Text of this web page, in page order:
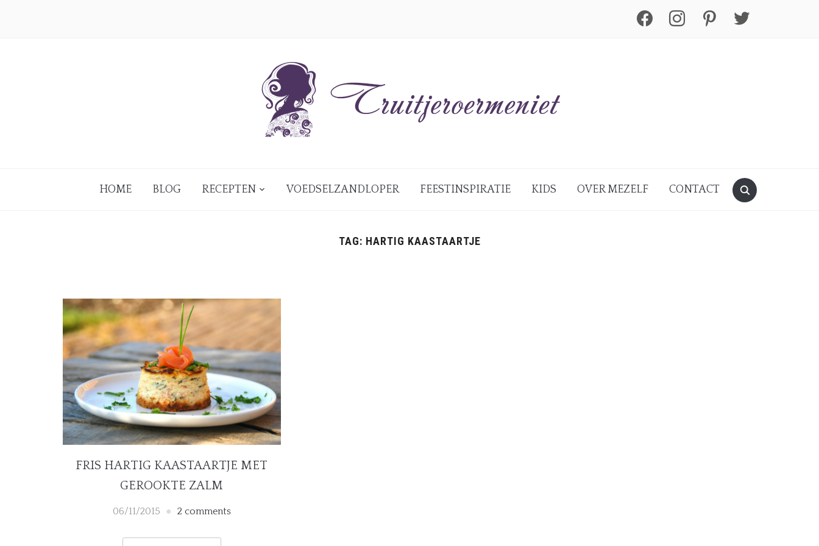
facebook instagram pinterest twitter
HOME BLOG RECEPTEN VOEDSELZANDLOPER FEESTINSPIRATIE KIDS OVER MEZELF CONTACT
TAG: HARTIG KAASTAARTJE
FRIS HARTIG KAASTAARTJE MET
GEROOKTE ZALM
06/11/2015 2 comments